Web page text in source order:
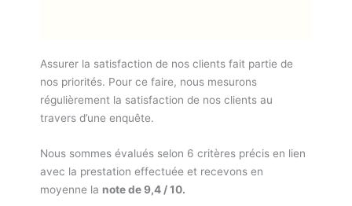
Assurer la satisfaction de nos clients fait partie de
nos priorités. Pour ce faire, nous mesurons
régulièrement la satisfaction de nos clients au
travers d’une enquête.
Nous sommes évalués selon 6 critères précis en lien
avec la prestation effectuée et recevons en
moyenne la note de 9,4 / 10.